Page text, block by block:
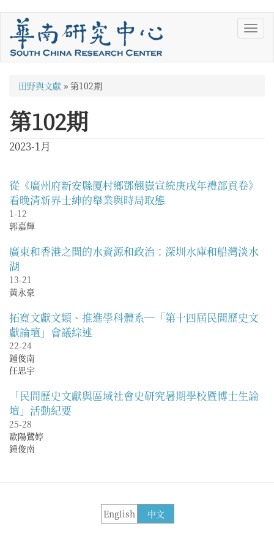
您
在
這
裡
田野與文獻 » 第102期
第102期
2023-1月
從《廣州府新安縣厦村鄉鄧翹嶽宣統庚戌年禮部貢卷》
看晚清新界士紳的舉業與時局取態
1-12
郭嘉輝
廣東和香港之間的水資源和政治：深圳水庫和船灣淡水
湖
13-21
黃永豪
拓寬文獻文類、推進學科體系—「第十四屆民間歷史文
獻論壇」會議綜述
22-24
鍾俊南
任思宇
「民間歷史文獻與區域社會史研究暑期學校暨博士生論
壇」活動紀要
25-28
歐陽鷺婷
鍾俊南
中文
English